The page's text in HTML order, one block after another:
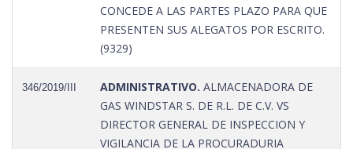
CONCEDE A LAS PARTES PLAZO PARA QUE
PRESENTEN SUS ALEGATOS POR ESCRITO.
(9329)
346/2019/III ADMINISTRATIVO. ALMACENADORA DE
GAS WINDSTAR S. DE R.L. DE C.V. VS
DIRECTOR GENERAL DE INSPECCION Y
VIGILANCIA DE LA PROCURADURIA